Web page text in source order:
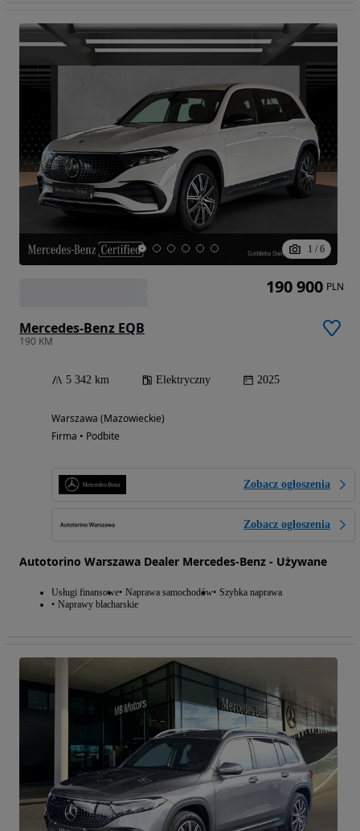
1 / 6
Mercedes-Benz EQB
190 KM
5 342 km Elektryczny 2025
Warszawa (Mazowieckie)
Firma • Podbite
Zobacz ogłoszenia
Zobacz ogłoszenia
Autotorino Warszawa Dealer Mercedes-Benz - Używane
Usługi finansowe Naprawa samochodów Szybka naprawa
Naprawy blacharskie
190 900 PLN